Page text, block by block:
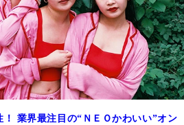
！ 業界最注目の“ＮＥＯかわいい”オン